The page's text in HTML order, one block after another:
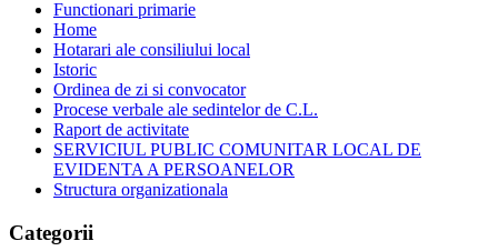
Functionari primarie
Home
Hotarari ale consiliului local
Istoric
Ordinea de zi si convocator
Procese verbale ale sedintelor de C.L.
Raport de activitate
SERVICIUL PUBLIC COMUNITAR LOCAL DE
EVIDENTA A PERSOANELOR
Structura organizationala
Categorii